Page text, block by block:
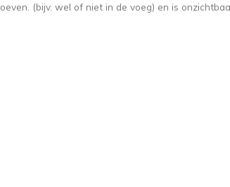
(bijv. wel of niet in de voeg) en is